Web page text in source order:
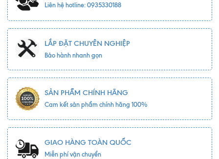
Liên hệ hotline: 0935330188
LẮP ĐẶT CHUYÊN NGHIỆP
Bảo hành nhanh gọn
SẢN PHẨM CHÍNH HÃNG
Cam kết sản phẩm chính hãng 100%
GIAO HÀNG TOÀN QUỐC
Miễn phí vận chuyển